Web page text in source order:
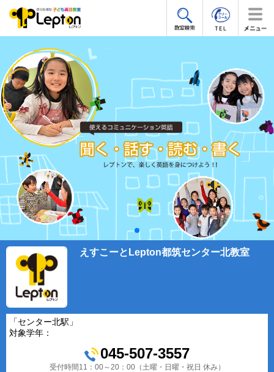
えすこーとLepton都筑センター北教室
「センター北駅」
対象学年：
045-507-3557
受付時間11：00～20：00（土曜・日曜・祝日 休み）